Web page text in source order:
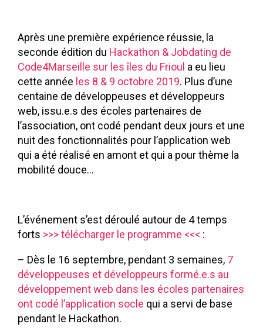
Après une première expérience réussie, la
seconde édition du Hackathon & Jobdating de
Code4Marseille sur les îles du Frioul a eu lieu
cette année les 8 & 9 octobre 2019. Plus d’une
centaine de développeuses et développeurs
web, issu.e.s des écoles partenaires de
l’association, ont codé pendant deux jours et une
nuit des fonctionnalités pour l’application web
qui a été réalisé en amont et qui a pour thème la
mobilité douce…
L’événement s’est déroulé autour de 4 temps
forts >>> télécharger le programme <<< :
– Dès le 16 septembre, pendant 3 semaines, 7
développeuses et développeurs formé.e.s au
développement web dans les écoles partenaires
ont codé l’application socle qui a servi de base
pendant le Hackathon.